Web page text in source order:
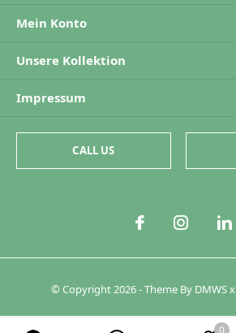
Mein Konto
Unsere Kollektion
Impressum
CALL US
© Copyright 2026- Theme By DMWSx
0